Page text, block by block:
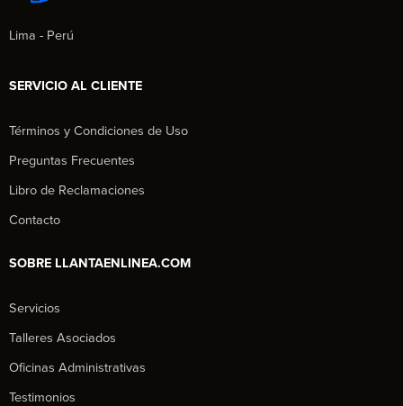
Lima - Perú
SERVICIO AL CLIENTE
Términos y Condiciones de Uso
Preguntas Frecuentes
Libro de Reclamaciones
Contacto
SOBRE LLANTAENLINEA.COM
Servicios
Talleres Asociados
Oficinas Administrativas
Testimonios